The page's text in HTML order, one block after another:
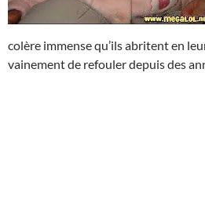
colère immense qu’ils abritent en
vainement de refouler depuis des